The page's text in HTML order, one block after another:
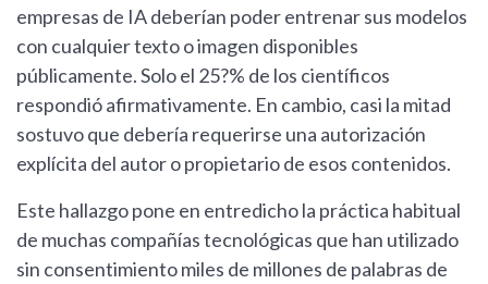
empresas de IA deberían poder entrenar sus modelos
con cualquier texto o imagen disponibles
públicamente. Solo el 25?% de los científicos
respondió afirmativamente. En cambio, casi la mitad
sostuvo que debería requerirse una autorización
explícita del autor o propietario de esos contenidos.
Este hallazgo pone en entredicho la práctica habitual
de muchas compañías tecnológicas que han utilizado
sin consentimiento miles de millones de palabras de